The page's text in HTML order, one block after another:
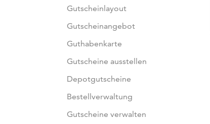
Gutscheinlayout
Gutscheinangebot
Guthabenkarte
Gutscheine ausstellen
Depotgutscheine
Bestellverwaltung
Gutscheine verwalten